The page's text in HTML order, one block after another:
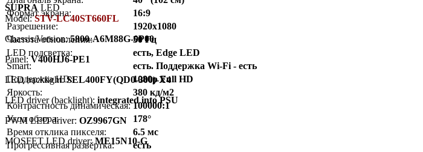
Формат экрана:
16:9
Разрешение:
1920x1080
Частота обновления:
50 Гц
LED подсветка:
есть, Edge LED
Smart:
есть. Поддержка Wi-Fi - есть
Поддержка HD:
1080p Full HD
Яркость:
380 кд/м2
Контрастность динамическая: 100000:1
Угол обзора:
178°
Время отклика пикселя:
6.5 мс
Прогрессивная развёртка:
есть
SUPRA LED
Model:STV-LC40ST660FL
Chassis/Version:5800-A6M88G-0P00
Panel:V400HJ6-PE1
LED backlight:SEL400FY(QD0-300)-X4
LED driver (backlight): integrated into PSU
PWM LED driver: OZ9967GN
MOSFET LED driver:ME15N10-G